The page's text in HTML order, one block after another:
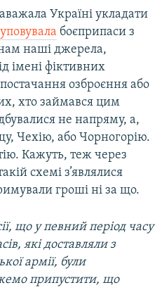
Україні укладати
боєприпаси з
наші джерела,
імені фіктивних
озброєння або
хто займався цим
не напряму, а,
Чехію, або Чорногорію.
Кажуть, теж через
схемі з’являлися
гроші ні за що.
що у певний період часу
які доставляли з
армії, були
припустити, що